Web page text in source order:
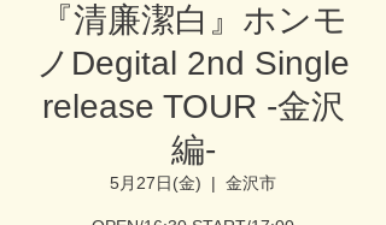
『清廉潔白』ホンモ
ノDegital 2nd Single
release TOUR -金沢
編-
5月27日(金)
  |
金沢市